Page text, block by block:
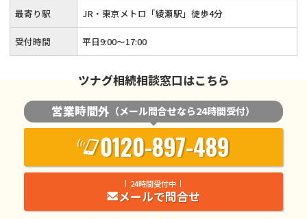
最寄り駅 JR・東京メトロ「綾瀬駅」徒歩4分
受付時間 平日9:00〜17:00
ツナグ相続相談窓口はこちら
営業時間外 （メール問合せなら24時間受付）
0120-897-489
24時間受付中
メールで問合せ